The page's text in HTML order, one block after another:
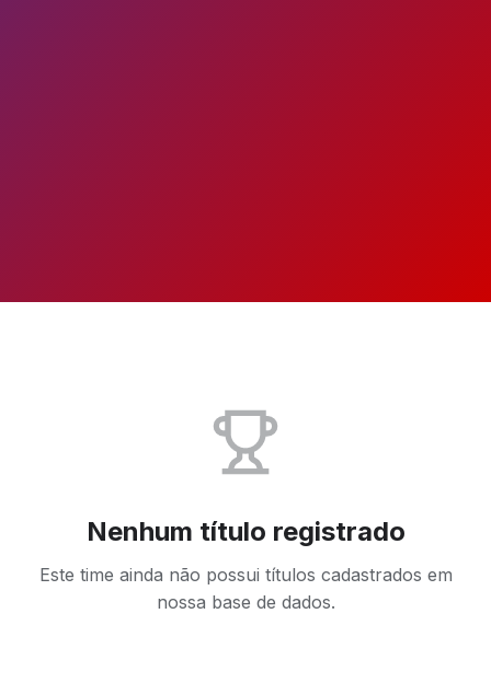
Nenhum título registrado
Este time ainda não possui títulos cadastrados em
nossa base de dados.